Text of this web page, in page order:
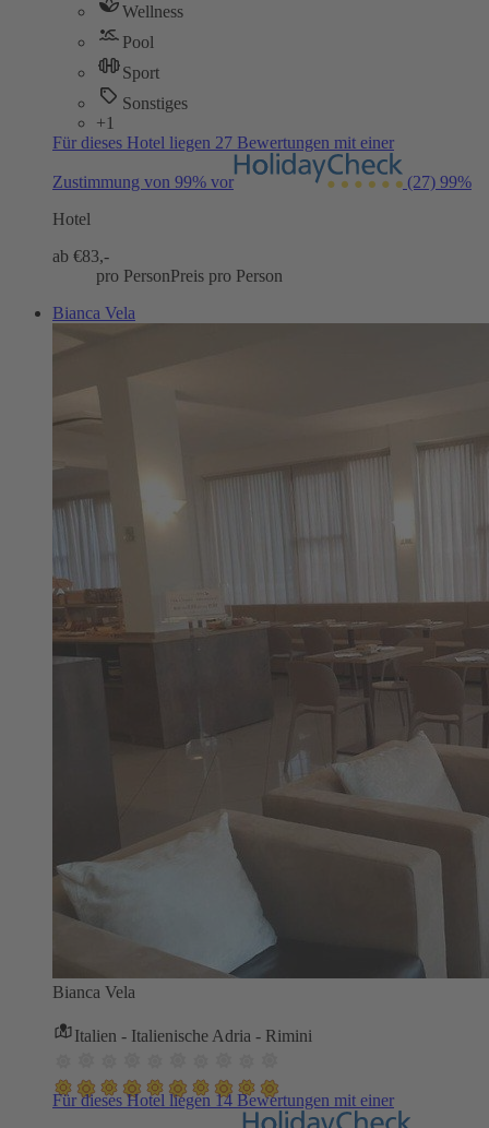
Wellness
Pool
Sport
Sonstiges
+1
Für dieses Hotel liegen 27 Bewertungen mit einer
Zustimmung von 99% vor (27) 99%
Hotel
ab €83,-
pro PersonPreis pro Person
Bianca Vela
Bianca Vela
Italien - Italienische Adria - Rimini
Für dieses Hotel liegen 14 Bewertungen mit einer